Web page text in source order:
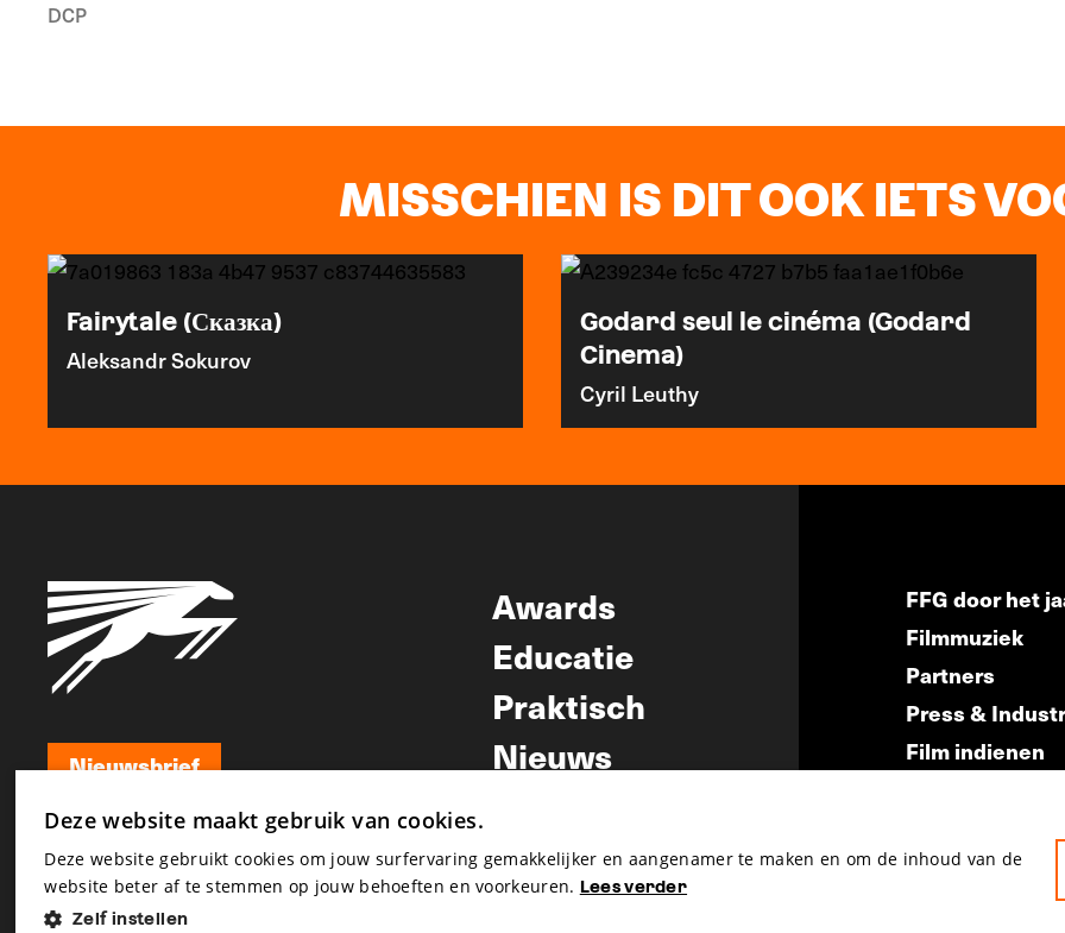
DCP
MISSCHIEN IS DIT OOK IETS
Fairytale (Сказка)
Aleksandr Sokurov
Godard seul le cinéma (Godard
Cinema)
Cyril Leuthy
Nieuwsbrief
Nieuwsbrief
Awards
Educatie
Praktisch
Nieuws
FFG door het
Filmmuziek
Partners
Press &
Film indienen
Deze website maakt gebruik van cookies.
Deze website gebruikt cookies om jouw surfervaring gemakkelijker en aangenamer te maken en om de inhoud van de
website beter af te stemmen op jouw behoeften en voorkeuren. Lees verder
Zelf instellen